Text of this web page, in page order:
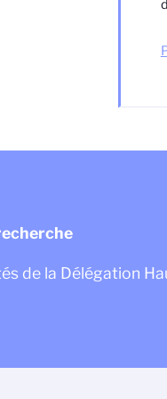
de la Délégation